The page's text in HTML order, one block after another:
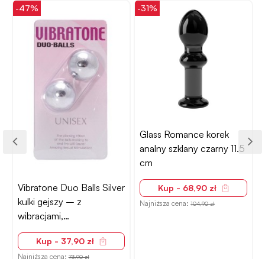
-31%
Glass Romance korek
analny szklany czarny 11.5
Kup - 68,90 zł
Najniższa cena:104,90 zł
-18%
Obsessive Miamor majtki
– otwarty krok, ażurowe,
czarne, L/XL
Kup - 58,90 zł
Najniższa cena:75,90 zł